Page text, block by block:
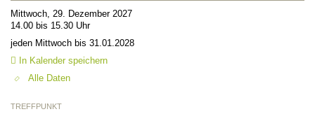
Mittwoch, 29. Dezember 2027
14.00 bis 15.30 Uhr
jeden Mittwoch bis 31.01.2028
In Kalender speichern
Alle Daten
TREFFPUNKT